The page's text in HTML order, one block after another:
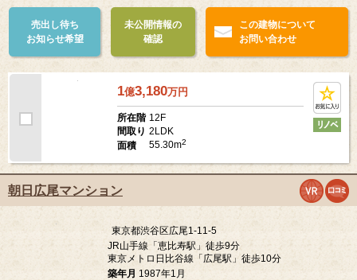
東京メトロ日比谷線「広尾駅」徒歩9分
JR山手線「恵比寿駅」徒歩10分
1995年7月
大型駐車場 24時間ゴミ出し可
未公開情報の
確認
この建物について
1億3,180万円
所在階
間取り
2LDK
面積
55.30m
朝日広尾マンション